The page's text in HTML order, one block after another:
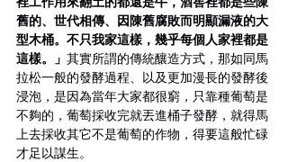
舊的、世代相傳、因陳舊腐敗而明顯漏液的大
型木桶。不只我家這樣，幾乎每個人家裡都是
這樣。」 其實所謂的傳統釀造方式，那如同馬
拉松一般的發酵過程、以及更加漫長的發酵後
浸泡，是因為當年大家都很窮，只靠種葡萄是
不夠的，葡萄採收完就丟進桶子發酵，就得馬
上去採收其它不是葡萄的作物，得要這般忙碌
才足以謀生。